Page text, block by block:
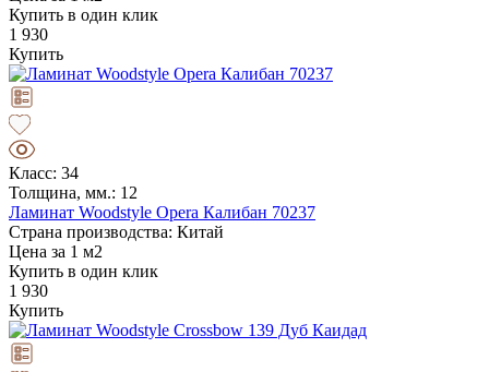
Купить в один клик
1 930
Купить
Класс: 34
Толщина, мм.: 12
Ламинат Woodstyle Opera Калибан 70237
Страна производства: Китай
Цена за 1 м2
Купить в один клик
1 930
Купить